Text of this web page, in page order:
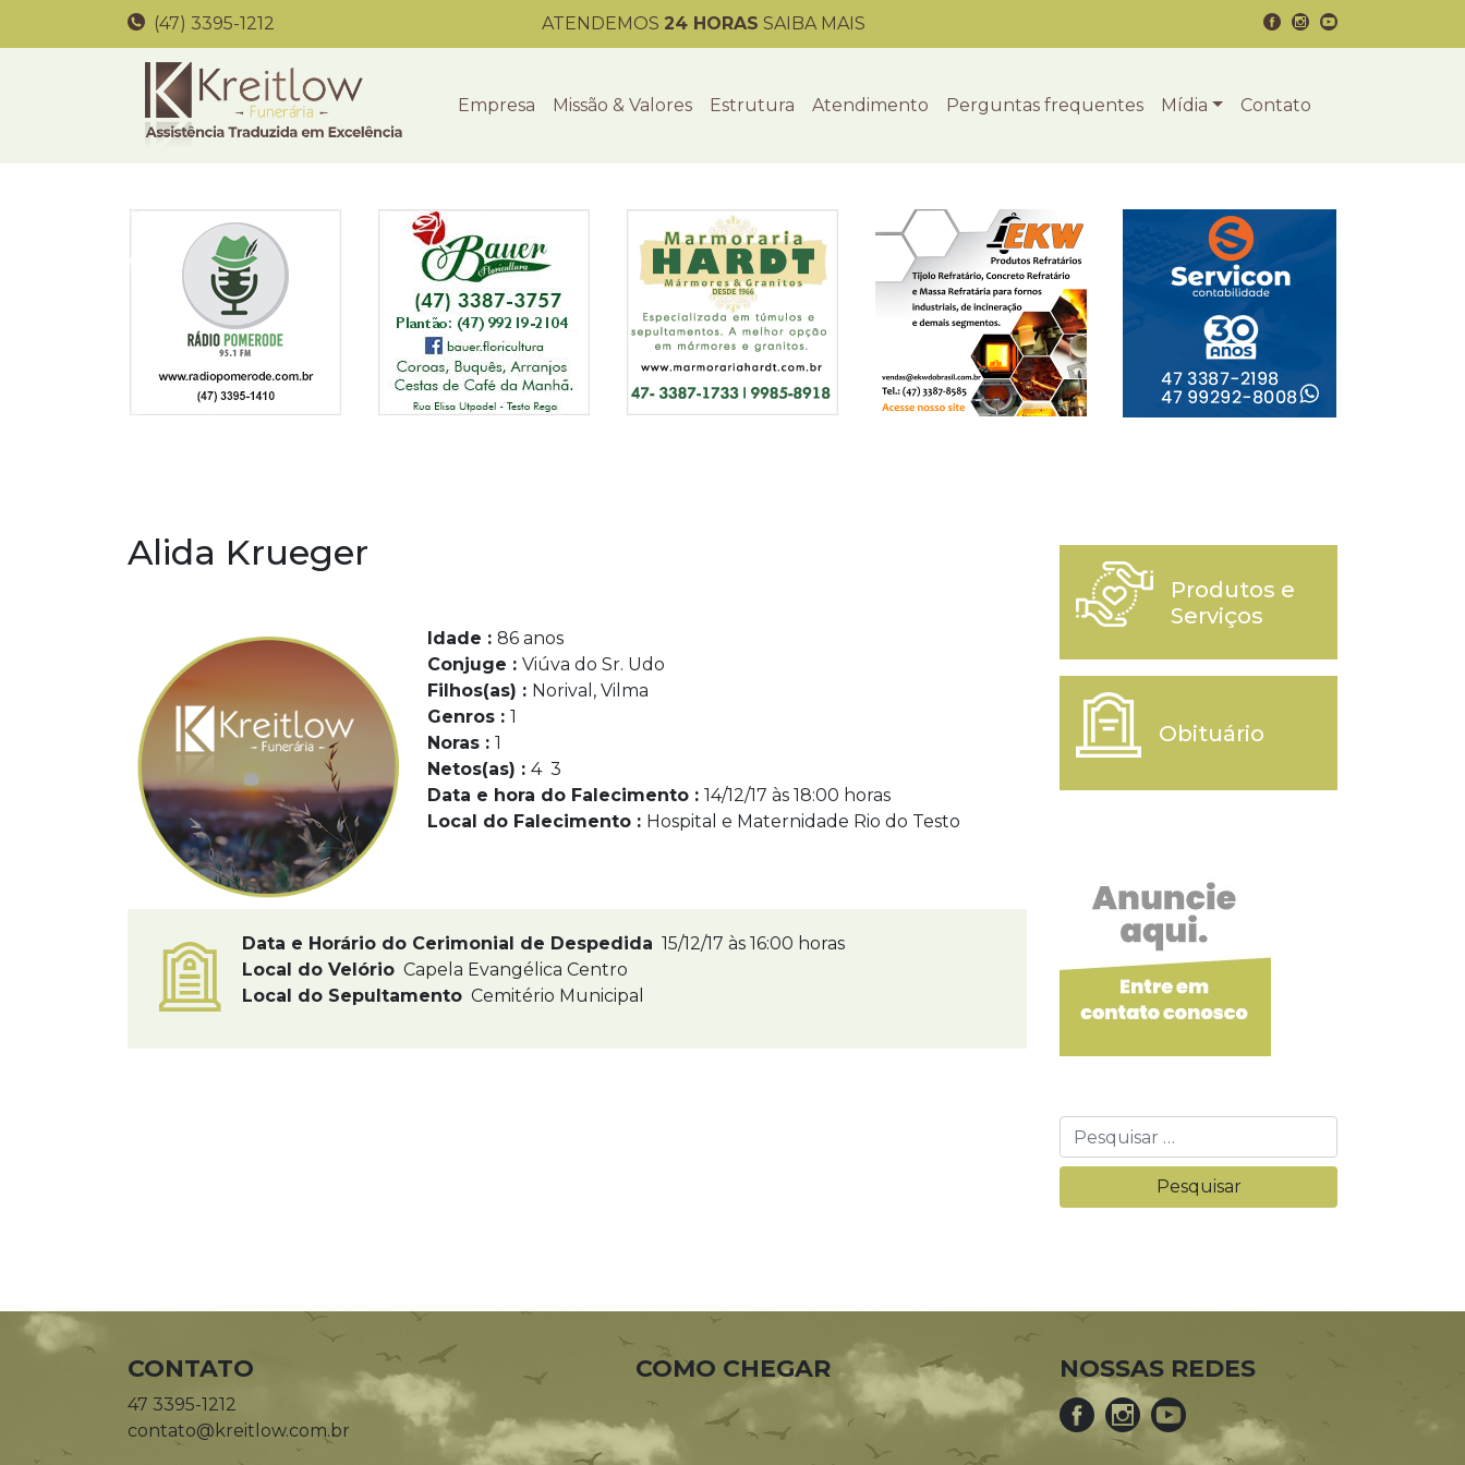
(47) 3395-1212 ATENDEMOS 24 HORAS SAIBA MAIS
Empresa Missão & Valores Estrutura Atendimento Perguntas frequentes Mídia Contato
Alida Krueger
Idade : 86 anos
Conjuge : Viúva do Sr. Udo
Filhos(as) : Norival, Vilma
Genros : 1
Noras : 1
Netos(as) : 4 3
Data e hora do Falecimento : 14/12/17 às 18:00 horas
Local do Falecimento : Hospital e Maternidade Rio do Testo
Data e Horário do Cerimonial de Despedida 15/12/17 às 16:00 horas
Local do Velório Capela Evangélica Centro
Local do Sepultamento Cemitério Municipal
Produtos e
Serviços
Obituário
CONTATO
47 3395-1212
contato@kreitlow.com.br
COMO CHEGAR NOSSAS REDES